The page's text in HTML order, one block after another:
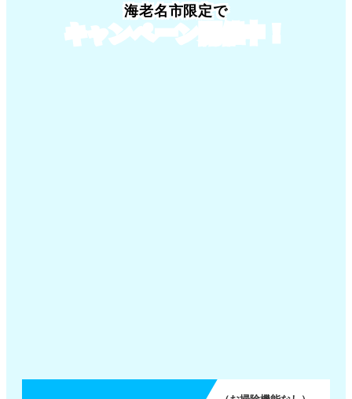
海老名市限定でキャンペーン開催中！
海老名市限定で
キャンペーン開催中！